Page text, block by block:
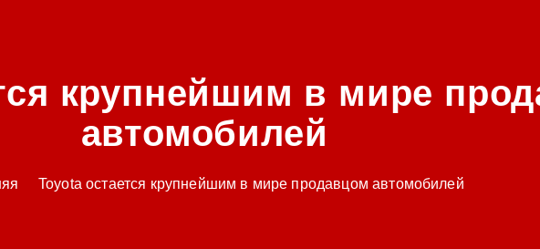
крупнейшим в мире
автомобилей
Toyota остается крупнейшим в мире продавцом автомобилей